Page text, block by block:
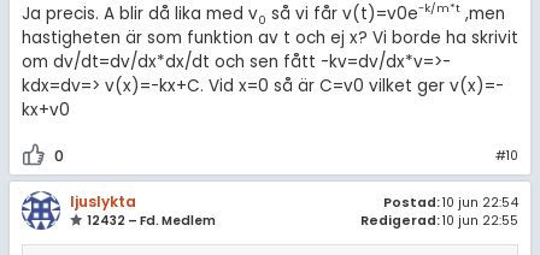
Ja precis. A blir då lika med v0 så vi får v(t)=v0e-k/m*t,men
hastigheten är som funktion av t och ej x? Vi borde ha skrivit
om dv/dt=dv/dx*dx/dt och sen fått -kv=dv/dx*v=>-
kdx=dv=> v(x)=-kx+C. Vid x=0 så är C=v0 vilket ger v(x)=-
kx+v0
0 #10
ljuslykta
12432 – Fd. Medlem
Postad:10 jun 22:54
Redigerad:10 jun 22:55